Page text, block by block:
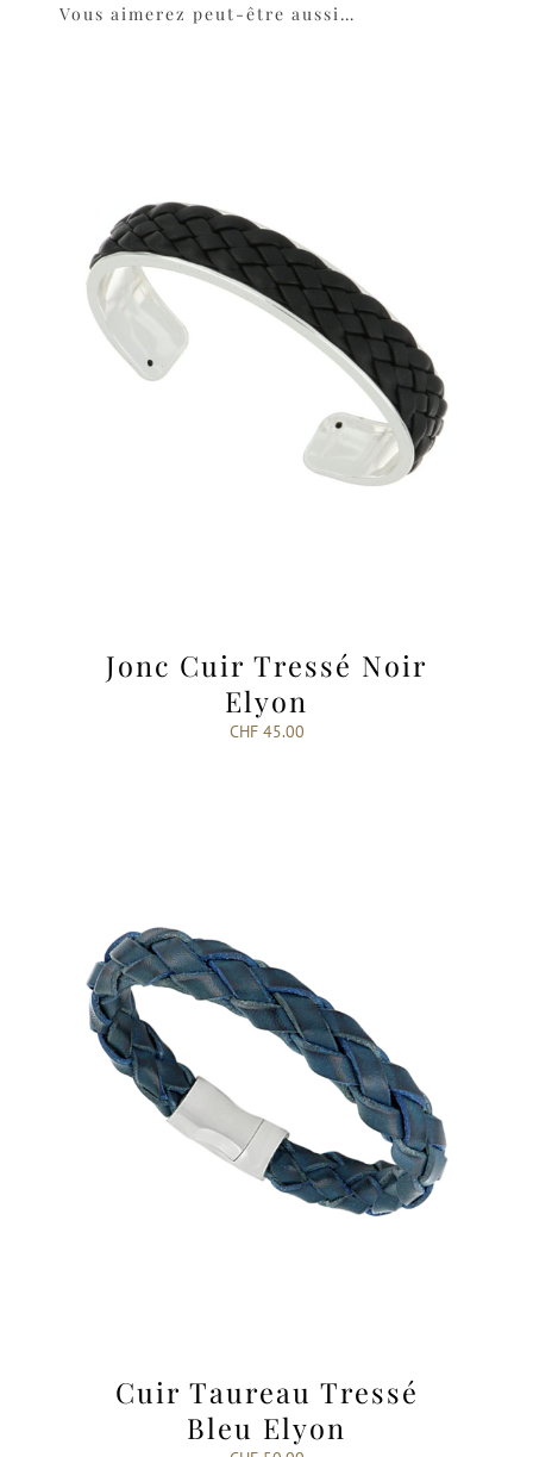
Vous aimerez peut-être aussi…
Jonc Cuir Tressé Noir
Elyon
CHF45.00
Cuir Taureau Tressé
Bleu Elyon